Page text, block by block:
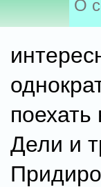
О
Дели и